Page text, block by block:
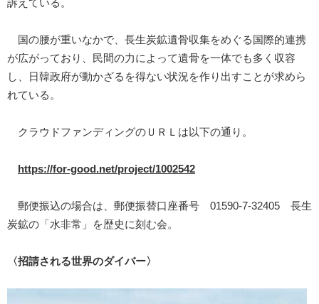
訴えている。
国の腰が重いなかで、長生炭鉱遺骨収集をめぐる国際的連携
が広がっており、民間の力によって遺骨を一体でも多く収容
し、日韓政府が動かざるを得ない状況を作り出すことが求めら
れている。
クラウドファンディングのＵＲＬは以下の通り。
https://for-good.net/project/1002542
郵便振込の場合は、郵便振替口座番号 01590-7-32405 長生
炭鉱の「水非常」を歴史に刻む会。
〈招請される世界のダイバー〉